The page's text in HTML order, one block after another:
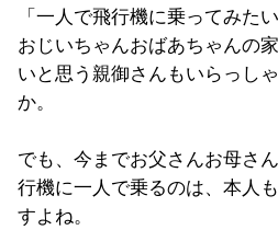
「一人で飛行機に乗ってみた
おじいちゃんおばあちゃんの
いと思う親御さんもいらっし
か。
でも、今までお父さんお母さ
行機に一人で乗るのは、本人
すよね。